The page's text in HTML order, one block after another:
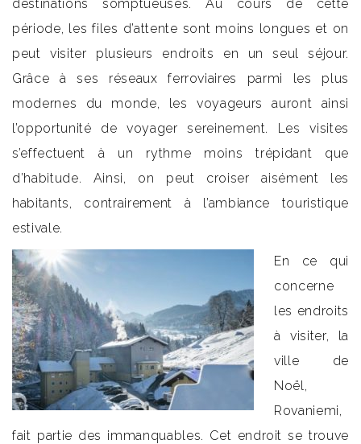
destinations somptueuses. Au cours de cette
période, les files d’attente sont moins longues et on
peut visiter plusieurs endroits en un seul séjour.
Grâce à ses réseaux ferroviaires parmi les plus
modernes du monde, les voyageurs auront ainsi
l’opportunité de voyager sereinement. Les visites
s’effectuent à un rythme moins trépidant que
d’habitude. Ainsi, on peut croiser aisément les
habitants, contrairement à l’ambiance touristique
estivale.
En ce qui
concerne
les endroits
à visiter, la
ville de
Noël,
Rovaniemi,
fait partie des immanquables. Cet endroit se trouve